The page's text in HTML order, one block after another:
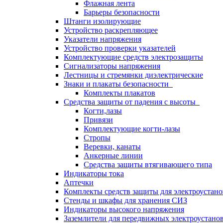
Флажная лента
Барьеры безопасности
Штанги изолирующие
Устройство раскрепляющее
Указатели напряжения
Устройство проверки указателей
Комплектующие средств электрозащиты
Сигнализаторы напряжения
Лестницы и стремянки диэлектрические
Знаки и плакаты безопасности
Комплекты плакатов
Средства защиты от падения с высоты
Когти,лазы
Привязи
Комплектующие когти-лазы
Стропы
Веревки, канаты
Анкерные линии
Средства защиты втягивающего типа
Индикаторы тока
Аптечки
Комплекты средств защиты для
Стенды и шкафы для хранения СИЗ
Индикаторы высокого напряжения
Заземлители для передвижных